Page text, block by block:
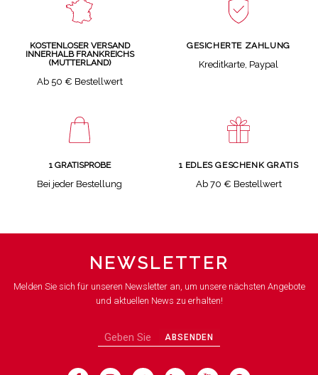
KOSTENLOSER VERSAND
INNERHALB FRANKREICHS
(MUTTERLAND)
Ab 50 € Bestellwert
GESICHERTE ZAHLUNG
Kreditkarte, Paypal
1 GRATISPROBE
Bei jeder Bestellung
1 EDLES GESCHENK GRATIS
Ab 70 € Bestellwert
NEWSLETTER
Melden Sie sich für unseren Newsletter an, um unsere nächsten Angebote
und aktuellen News zu erhalten!
ABSENDEN